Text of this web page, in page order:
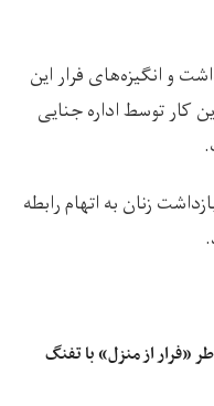
و انگیزه‌های فرار این
کار توسط اداره جنایی
زنان به اتهام رابطه
را به‌خاطر «فرار از منزل» با تفنگ